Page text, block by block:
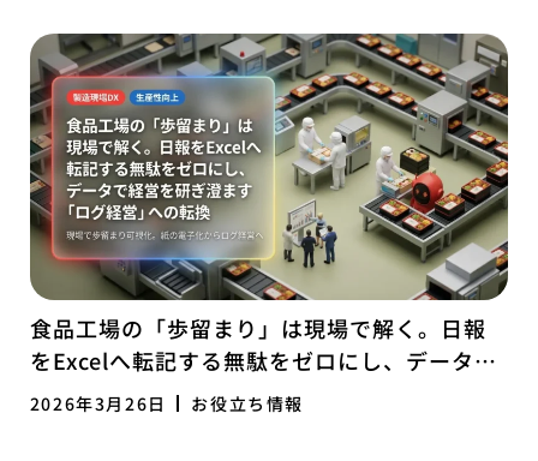
食品工場の「歩留まり」は現場で解く。日報
をExcelへ転記する無駄をゼロにし、データで
経営を研ぎ澄ます「ログ経営」への転換
2026年3月26日 お役立ち情報